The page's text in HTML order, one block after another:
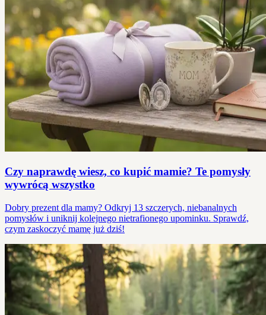
Czy naprawdę wiesz, co kupić mamie? Te pomysły
wywrócą wszystko
Dobry prezent dla mamy? Odkryj 13 szczerych, niebanalnych
pomysłów i uniknij kolejnego nietrafionego upominku. Sprawdź,
czym zaskoczyć mamę już dziś!